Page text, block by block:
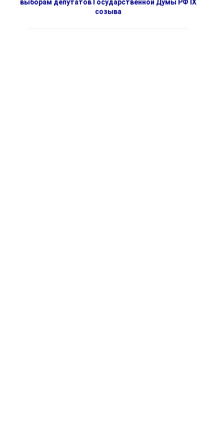
выборам депутатов Государственной Думы РФ IX
созыва